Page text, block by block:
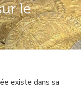
le
existe dans sa